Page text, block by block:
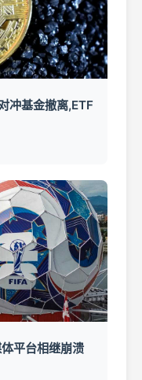
冲基金撤离,ETF
平台相继崩溃